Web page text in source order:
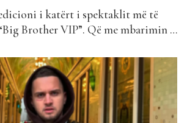
i katërt i spektaklit më të
Brother VIP”. Që me mbarimin e
Tre edicione mjaft të suksesshme
deri më tani me banorë mjaft të
përcjellë tek publiku...